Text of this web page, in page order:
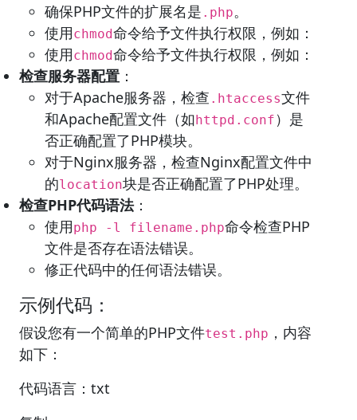
确保PHP文件的扩展名是 .php。
使用chmod命令给予文件执行权限，例如：
使用chmod命令给予文件执行权限，例如：
检查服务器配置 ：
对于Apache服务器，检查 .htaccess文件
和Apache配置文件（如httpd.conf ）是
否正确配置了PHP模块。
对于Nginx服务器，检查Nginx配置文件中
的location块是否正确配置了PHP处理。
检查PHP代码语法：
使用php -l filename.php命令检查PHP
文件是否存在语法错误。
修正代码中的任何语法错误。
示例代码：
假设您有一个简单的PHP文件test.php ，内容
如下：
代码语言：txt